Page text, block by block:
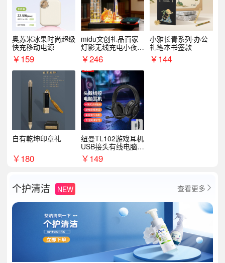
奥苏米冰果时尚超级
快充移动电源
￥159
midu文创礼品百家
灯影无线充电小夜灯
纪念礼品定制
￥246
小雅长青系列·办公
礼笔本书签款
￥144
自有乾坤印章礼
￥180
纽曼TL102游戏耳机
USB接头有线电脑耳
机耳麦
￥149
个护清洁 NEW 查看更多 